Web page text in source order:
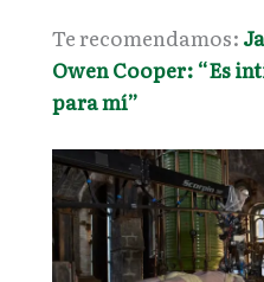
Te recomendamos:
Owen Cooper: “Es
para mí”